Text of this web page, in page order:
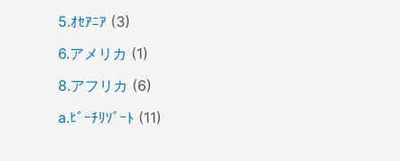
5.ｵｾｱﾆｱ(3)
6.アメリカ (1)
8.アフリカ (6)
a.ﾋﾞｰﾁﾘｿﾞｰﾄ (11)